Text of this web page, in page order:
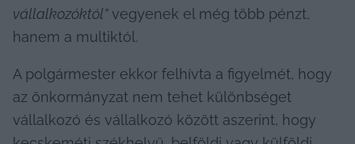
vállalkozóktól” vegyenek el még több pénzt,
hanem a multiktól.
A polgármester ekkor felhívta a figyelmét, hogy
az önkormányzat nem tehet különbséget
vállalkozó és vállalkozó között aszerint, hogy